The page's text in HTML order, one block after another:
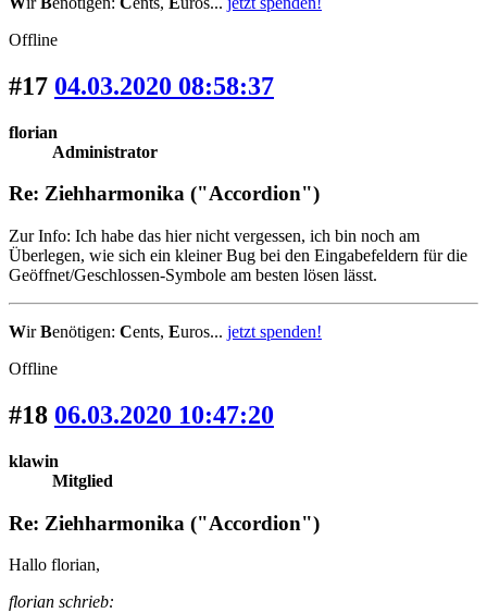
Offline
#17 04.03.2020 08:58:37
florian
Administrator
Re: Ziehharmonika ("Accordion")
Zur Info: Ich habe das hier nicht vergessen, ich bin noch am
Überlegen, wie sich ein kleiner Bug bei den Eingabefeldern für die
Geöffnet/Geschlossen-Symbole am besten lösen lässt.
WirBenötigen: Cents, Euros... jetzt spenden!
Offline
#18 06.03.2020 10:47:20
klawin
Mitglied
Re: Ziehharmonika ("Accordion")
Hallo florian,
florian schrieb: